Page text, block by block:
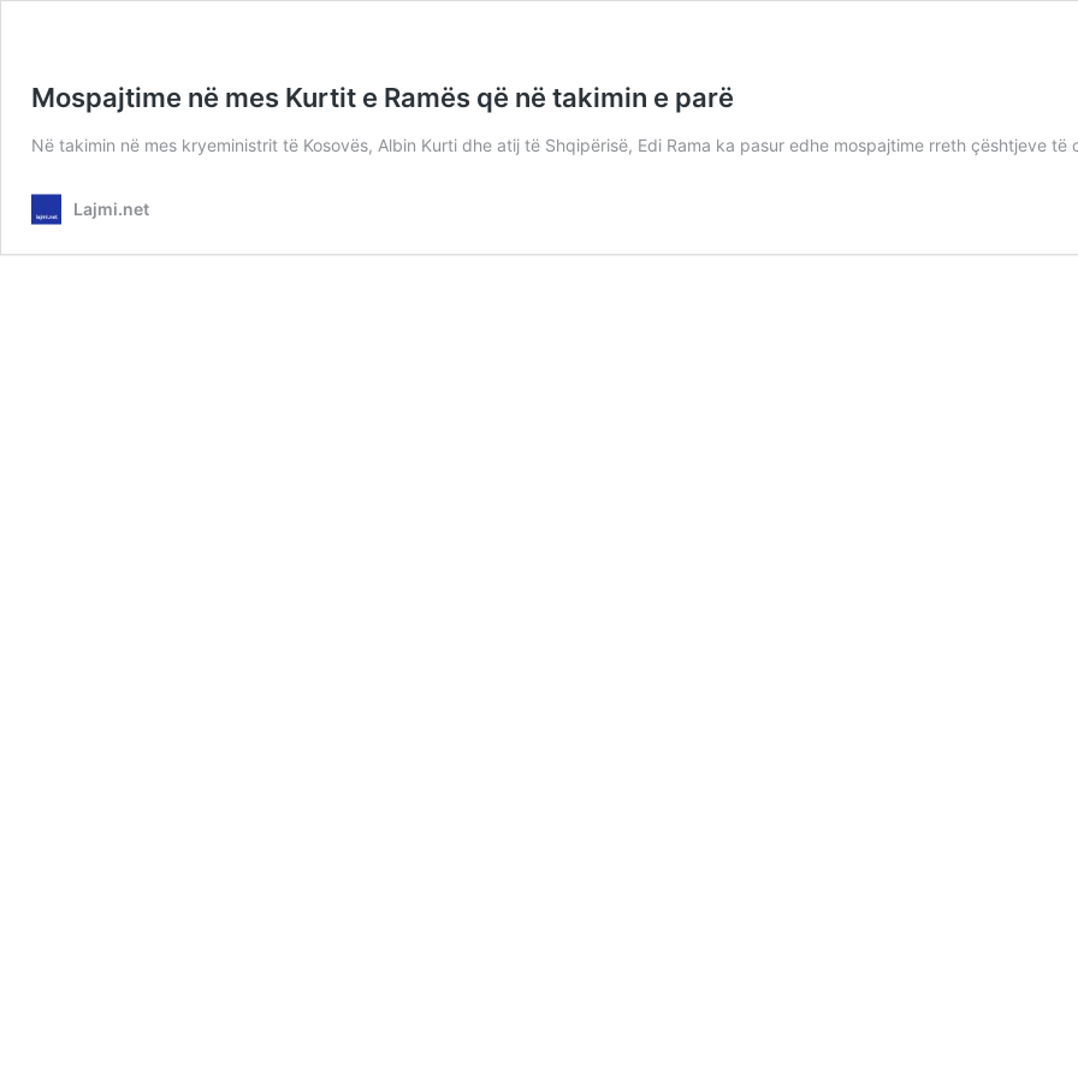
Mospajtime në mes Kurtit e Ramës që në takimin e parë
Në takimin në mes kryeministrit të Kosovës, Albin Kurti dhe atij të Shqipërisë, Edi Rama ka pasur edhe mospajtime rreth çështjeve të
Lajmi.net